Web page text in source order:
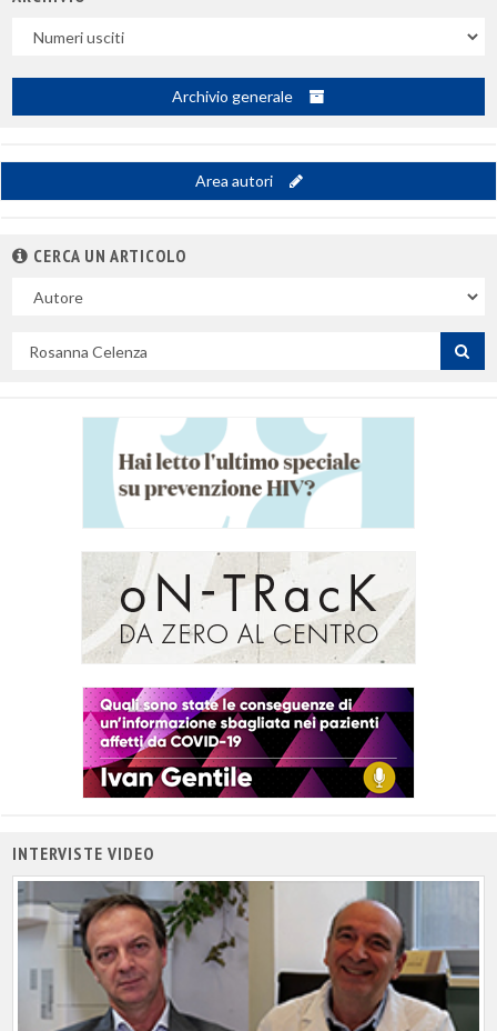
Archivio generale
Area autori
CERCA UN ARTICOLO
campo
per
INTERVISTE VIDEO